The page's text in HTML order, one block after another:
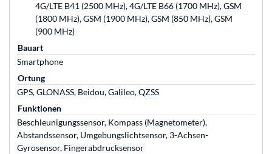
4G/LTE B41 (2500 MHz), 4G/LTE B66 (1700 MHz), GSM
(1800 MHz), GSM (1900 MHz), GSM (850 MHz), GSM
(900 MHz)
Bauart
Smartphone
Ortung
GPS, GLONASS, Beidou, Galileo, QZSS
Funktionen
Beschleunigungssensor, Kompass (Magnetometer),
Abstandssensor, Umgebungslichtsensor, 3-Achsen-
Gyrosensor, Fingerabdrucksensor